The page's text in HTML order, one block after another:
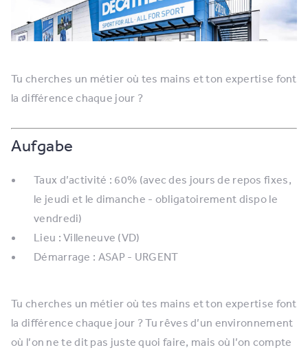
Tu cherches un métier où tes mains et ton expertise font
la différence chaque jour ?
Aufgabe
Taux d’activité : 60% (avec des jours de repos fixes,
le jeudi et le dimanche - obligatoirement dispo le
vendredi)
Lieu : Villeneuve (VD)
Démarrage : ASAP - URGENT
Tu cherches un métier où tes mains et ton expertise font
la différence chaque jour ? Tu rêves d’un environnement
où l’on ne te dit pas juste quoi faire, mais où l’on compte